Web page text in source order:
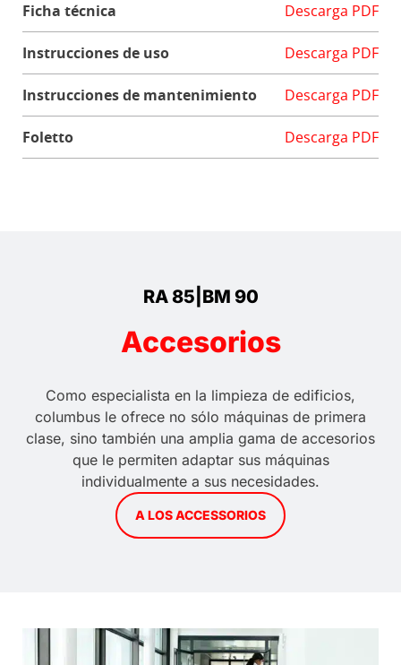
Ficha técnica Descarga PDF
Instrucciones de uso Descarga PDF
Instrucciones de mantenimiento Descarga PDF
Foletto Descarga PDF
RA 85|BM 90
Accesorios
Como especialista en la limpieza de edificios,
columbus le ofrece no sólo máquinas de primera
clase, sino también una amplia gama de accesorios
que le permiten adaptar sus máquinas
individualmente a sus necesidades.
A LOS ACCESSORIOS